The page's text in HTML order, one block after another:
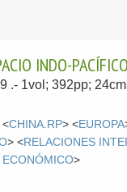
INDO-PACÍFICO
.- 1vol; 392pp;
<CHINA.RP> <EUROPA
> <RELACIONES
>